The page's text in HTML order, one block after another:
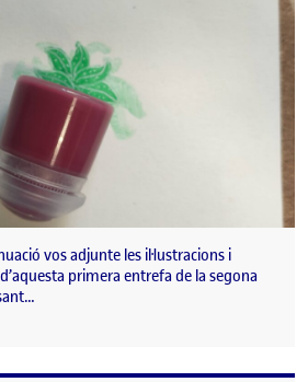
vos adjunte les il·lustracions i
primera entrefa de la segona